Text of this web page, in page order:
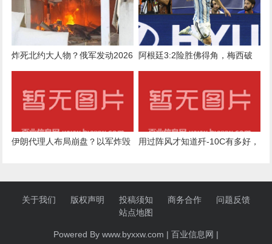
克兰：不要再向美国提供无人
机，否则总统官邸将成打击目标
炸死北约大人物？俄军发动2026
火海
阿根廷3:2险胜佛得角，梅西破
伊朗代理人布局崩盘？以军炸毁
备
用过阵风才知道歼-10C有多好，
关于我们 版权声明 投稿须知 商务合作
问题反馈
站点地图
Powered By www.byxxw.com | 百业信息网 |